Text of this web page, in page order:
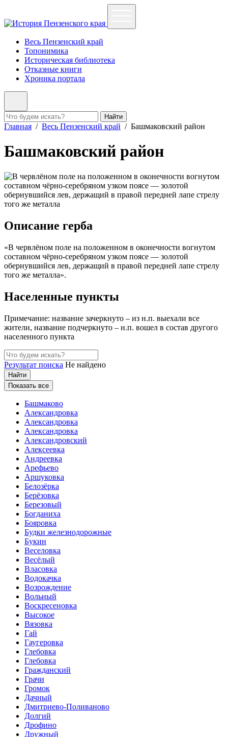
Весь Пензенский край
Топонимика
Историческая библиотека
Отказные книги
Хроника портала
Найти
Главная / Весь Пензенский край / Башмаковский район
Башмаковский район
Описание герба
«В червлёном поле на положенном в оконечности вогнутом
составном чёрно-серебряном узком поясе — золотой
обернувшийся лев, держащий в правой передней лапе стрелу
того же металла».
Населенные пункты
Примечание: название зачеркнуто – из н.п. выехали все
жители, название подчеркнуто – н.п. вошел в состав другого
населенного пункта
Результат поиска Не найдено
Найти
Показать все
Башмаково
Александровка
Александровка
Александровка
Александровский
Алексеевка
Андреевка
Арефьево
Аршуковка
Белозёрка
Берёзовка
Березовый
Богданиха
Бояровка
Будки железнодорожные
Букин
Веселовка
Весёлый
Власовка
Водокачка
Возрождение
Вольный
Воскресеновка
Высокое
Вязовка
Гай
Гаугеровка
Глебовка
Глебовка
Гражданский
Грачи
Громок
Дачный
Дмитриево-Поливаново
Долгий
Дрофино
Дружный